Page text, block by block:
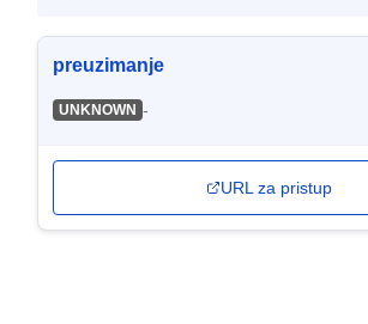
preuzimanje
UNKNOWN -
URL za pristup